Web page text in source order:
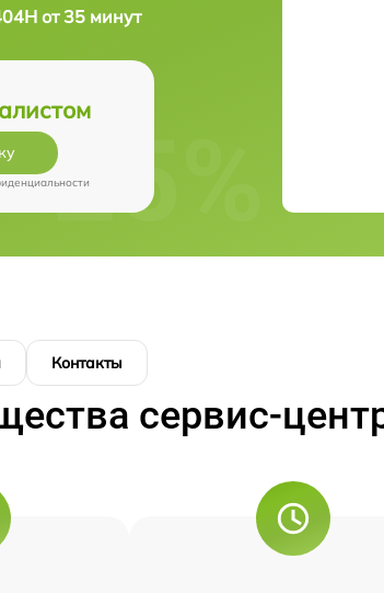
от 35 минут
Контакты
сервис-